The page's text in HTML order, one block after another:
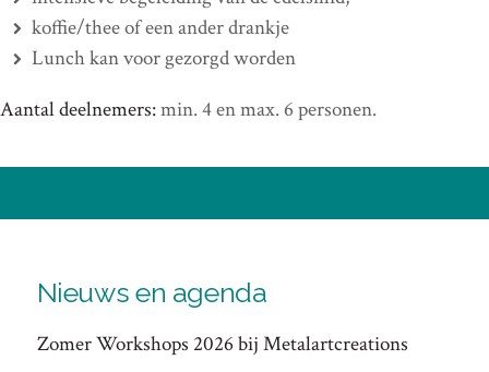
koffie/thee of een ander drankje
Lunch kan voor gezorgd worden
Aantal deelnemers:min. 4 en max. 6 personen.
Nieuws en agenda
Zomer Workshops 2026 bij Metalartcreations